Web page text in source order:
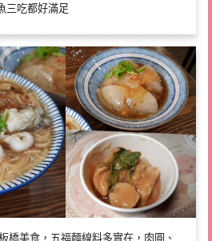
三吃都好滿足
橋美食，五福麵線料多實在，肉圓、